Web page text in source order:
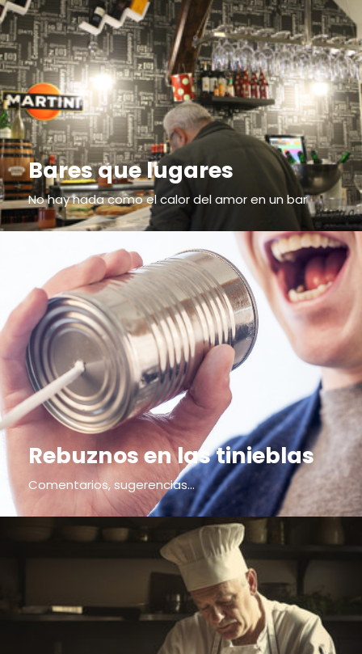
Bares que lugares
No hay nada como el calor del amor en un bar
Rebuznos en las tinieblas
Comentarios, sugerencias...